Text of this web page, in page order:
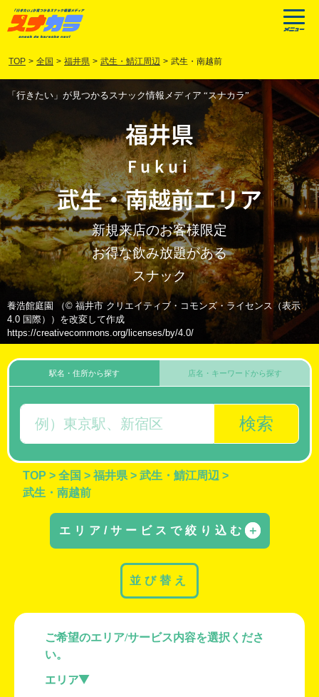
TOP > 全国 > 福井県 > 武生・鯖江周辺 > 武生・南越前
「行きたい」が見つかるスナック情報メディア “スナカラ”
福井県
Fukui
武生・南越前エリア
新規来店のお客様限定
お得な飲み放題がある
スナック
養浩館庭園 （© 福井市 クリエイティブ・コモンズ・ライセンス（表示
4.0 国際））を改変して作成
https://creativecommons.org/licenses/by/4.0/
駅名・住所から探す
検索
店名・キーワードから探す
TOP > 全国 > 福井県 > 武生・鯖江周辺 >
武生・南越前
エリア/サービスで絞り込む ＋
ご希望のエリア/サービス内容を選択くださ
い。
エリア
並び替え